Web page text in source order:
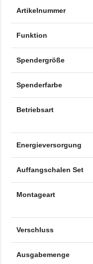
Artikelnummer
Funktion
Spendergröße
Spenderfarbe
Betriebsart
Energieversorgung
Auffangschalen Set
Montageart
Verschluss
Ausgabemenge